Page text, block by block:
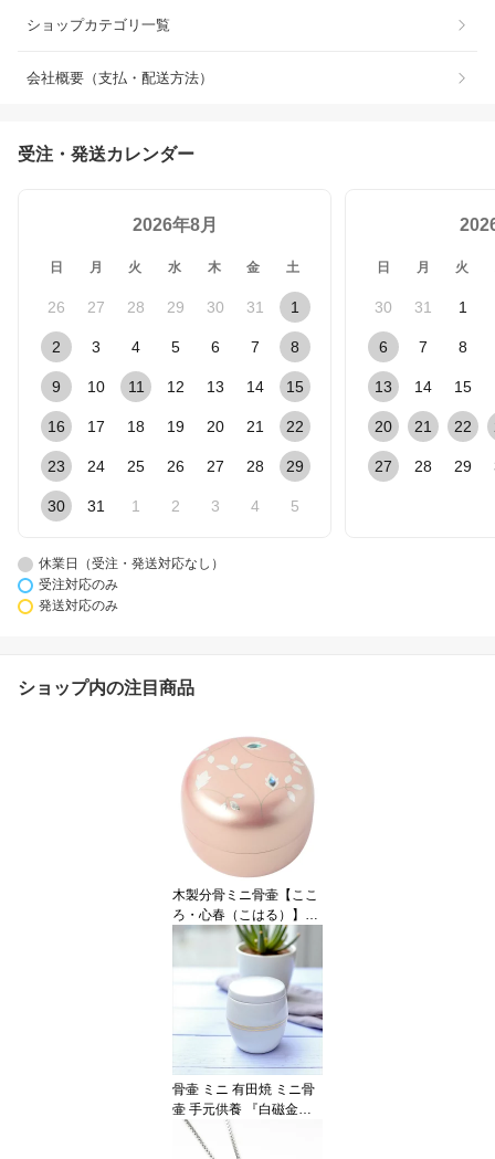
ショップカテゴリ一覧
会社概要（支払・配送方法）
受注・発送カレンダー
2026年8月
日 月 火 水 木 金 土
26 27 28 29 30 31 1
2 3 4 5 6 7 8
9 10 11 12 13 14 15
16 17 18 19 20 21 22
23 24 25 26 27 28 29
30 31 1 2 3 4 5
日 月 火
30 31 1
6 7 8
13 14 15
20 21 22
27 28 29
休業日（受注・発送対応なし）
受注対応のみ
発送対応のみ
ショップ内の注目商品
木製分骨ミニ骨壷【ここ
ろ・心春（こはる）】モ
ダンな現代蒔絵と螺鈿を
施したご自宅用の美しい
メモリアルボトル
骨壷 ミニ 有田焼 ミニ骨
壷 手元供養 『白磁金
彩』納骨袋付 名入れシー